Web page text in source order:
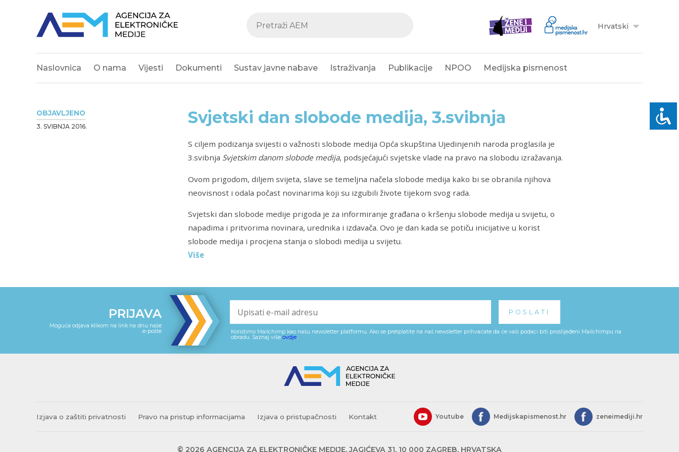
Hrvatski
Naslovnica O nama Vijesti Dokumenti Sustav javne nabave Istraživanja Publikacije NPOO Medijska pismenost
OBJAVLJENO
3. SVIBNJA 2016. Svjetski dan slobode medija, 3.svibnja
S ciljem podizanja svijesti o važnosti slobode medija Opća skupština Ujedinjenih naroda proglasila je
3.svibnja Svjetskim danom slobode medija, podsjećajući svjetske vlade na pravo na slobodu izražavanja.
Ovom prigodom, diljem svijeta, slave se temeljna načela slobode medija kako bi se obranila njihova
neovisnost i odala počast novinarima koji su izgubili živote tijekom svog rada.
Svjetski dan slobode medije prigoda je za informiranje građana o kršenju slobode medija u svijetu, o
napadima i pritvorima novinara, urednika i izdavača. Ovo je dan kada se potiču inicijative u korist
slobode medija i procjena stanja o slobodi medija u svijetu.
Više
PRIJAVA
Moguća odjava klikom na link na dnu naše
e-pošte
Koristimo Mailchimp kao našu newsletter platformu. Ako se pretplatite na naš newsletter prihvaćate da će vaši podaci biti proslijeđeni Mailchimpu na
obradu. Saznaj više ovdje.
Izjava o zaštiti privatnosti Pravo na pristup informacijama Izjava o pristupačnosti Kontakt Youtube Medijskapismenost.hr zeneimediji.hr
© 2026 AGENCIJA ZA ELEKTRONIČKE MEDIJE, JAGIĆEVA 31, 10 000 ZAGREB, HRVATSKA